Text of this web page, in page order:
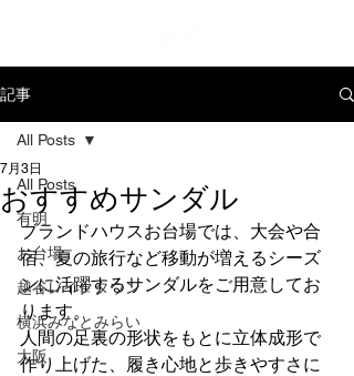
記事
All Posts
有明
お台場
越谷レイクタウン
横浜みなとみらい
大阪
All Posts
おすすめサンダル
7月3日
ブランドハウスお台場では、大会や合
宿、夏の旅行など移動が増えるシーズ
ンに活躍するサンダルをご用意してお
ります。
人間の足裏の形状をもとに立体成形で
作り上げた、履き心地と歩きやすさに